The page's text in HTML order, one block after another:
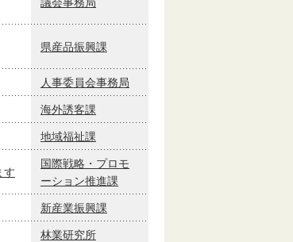
県産品振興課
人事委員会事務局
海外誘客課
地域福祉課
す
国際戦略・プロモ
ーション推進課
新産業振興課
林業研究所